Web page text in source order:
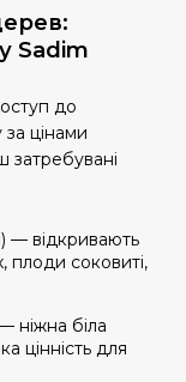
Sadim
до
цінами
затребувані
— відкривають
плоди соковиті,
ніжна біла
цінність для